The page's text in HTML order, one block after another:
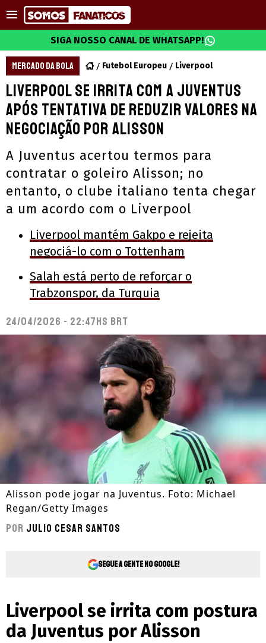
SIGA NOSSO CANAL DE WHATSAPP!
MERCADO DA BOLA Futebol Europeu Liverpool
Liverpool se irrita com a Juventus
após tentativa de reduzir valores na
negociação por Alisson
A Juventus acertou termos para
contratar o goleiro Alisson; no
entanto, o clube italiano tenta chegar
a um acordo com o Liverpool
Liverpool mantém Gakpo e rejeita
negociá-lo com o Tottenham
Salah está perto de reforçar o
Trabzonspor, da Turquia
24/04/2026 - 22:47hs BRT
Alisson pode jogar na Juventus. Foto: Michael
Regan/Getty Images
Por Julio Cesar Santos
Segue a gente no Google!
Liverpool se irrita com postura
da Juventus por Alisson